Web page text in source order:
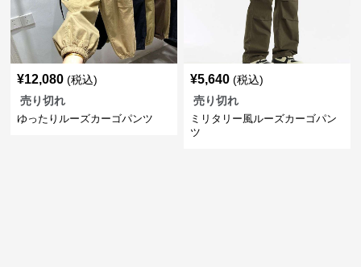
¥12,080 (税込)
売り切れ
ゆったりルーズカーゴパンツ
¥5,640 (税込)
売り切れ
ミリタリー風ルーズカーゴパン
ツ